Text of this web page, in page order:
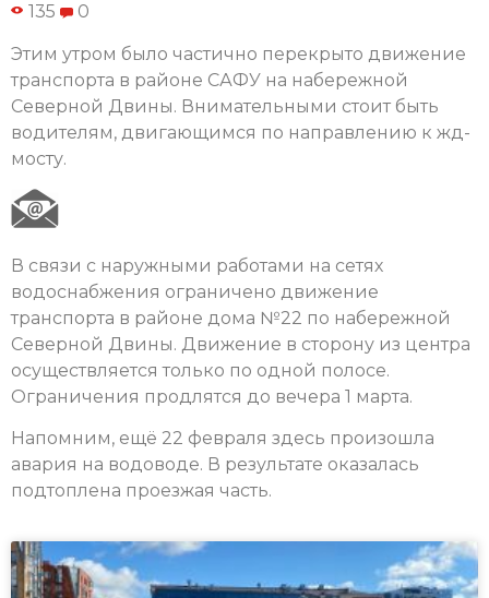
135 0
Этим утром было частично перекрыто движение
транспорта в районе САФУ на набережной
Северной Двины. Внимательными стоит быть
водителям, двигающимся по направлению к жд-
мосту.
В связи с наружными работами на сетях
водоснабжения ограничено движение
транспорта в районе дома №22 по набережной
Северной Двины. Движение в сторону из центра
осуществляется только по одной полосе.
Ограничения продлятся до вечера 1 марта.
Напомним, ещё 22 февраля здесь произошла
авария на водоводе. В результате оказалась
подтоплена проезжая часть.